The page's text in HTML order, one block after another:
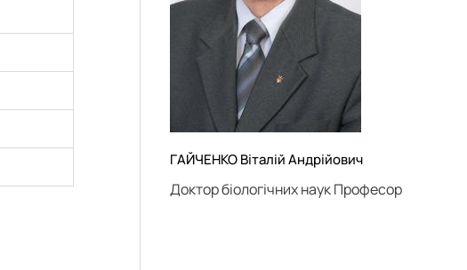
ГАЙЧЕНКО Віталій Андрійович
Доктор біологічних наук Професор